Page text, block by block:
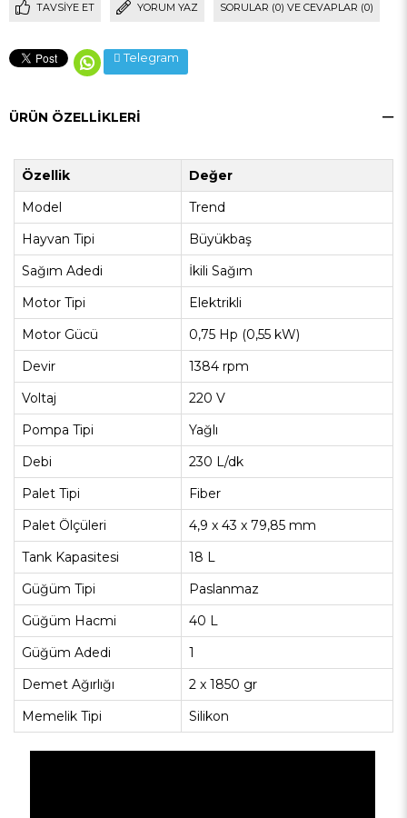
TAVSIYE ET YORUM YAZ SORULAR (0) VE CEVAPLAR (0)
Telegram
ÜRÜN ÖZELLIKLERI
Özellik
Değer
Model
Trend
Hayvan Tipi
Büyükbaş
Sağım Adedi
İkili Sağım
Motor Tipi
Elektrikli
Motor Gücü
0,75 Hp (0,55 kW)
Devir
1384 rpm
Voltaj
220 V
Pompa Tipi
Yağlı
Debi
230 L/dk
Palet Tipi
Fiber
Palet Ölçüleri
4,9 x 43 x 79,85 mm
Tank Kapasitesi
18 L
Güğüm Tipi
Paslanmaz
Güğüm Hacmi
40 L
Güğüm Adedi
1
Demet Ağırlığı
2 x 1850 gr
Memelik Tipi
Silikon